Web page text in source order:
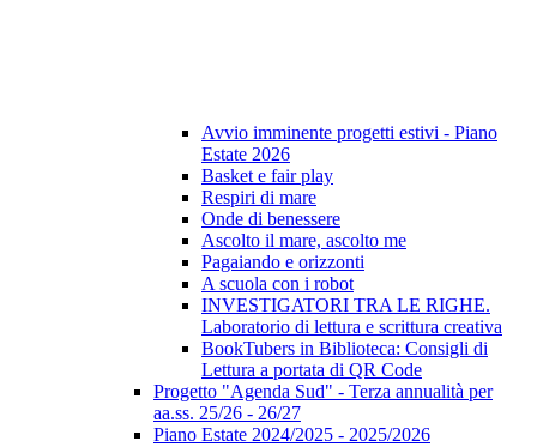
Avvio imminente progetti estivi - Piano
Estate 2026
Basket e fair play
Respiri di mare
Onde di benessere
Ascolto il mare, ascolto me
Pagaiando e orizzonti
A scuola con i robot
INVESTIGATORI TRA LE RIGHE.
Laboratorio di lettura e scrittura creativa
BookTubers in Biblioteca: Consigli di
Lettura a portata di QR Code
Progetto "Agenda Sud" - Terza annualità per
aa.ss. 25/26 - 26/27
Piano Estate 2024/2025 - 2025/2026